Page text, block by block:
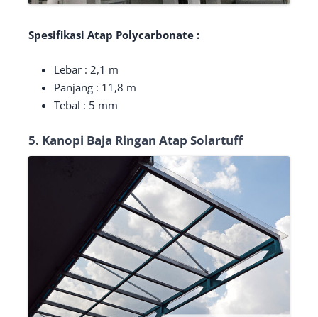
Spesifikasi Atap Polycarbonate :
Lebar : 2,1 m
Panjang : 11,8 m
Tebal : 5 mm
5. Kanopi Baja Ringan Atap Solartuff